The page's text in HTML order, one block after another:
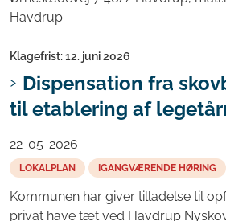
Havdrup.
Klagefrist: 12. juni 2026
Dispensation fra
til etablering af
22-05-2026
LOKALPLAN IGANGVÆRENDE HØRING
Kommunen har giver tilladelse til
privat have tæt ved Havdrup